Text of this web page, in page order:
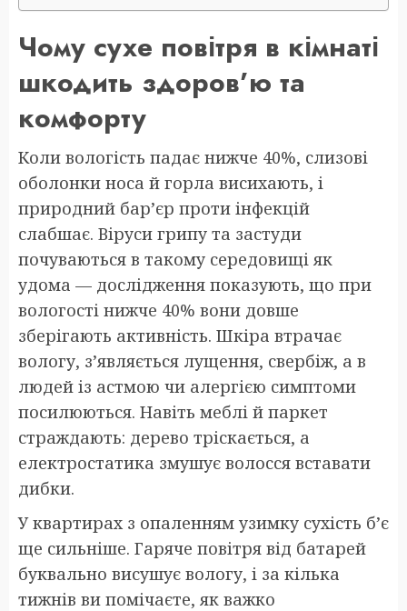
Чому сухе повітря в кімнаті
шкодить здоров’ю та
комфорту
Коли вологість падає нижче 40%, слизові
оболонки носа й горла висихають, і
природний бар’єр проти інфекцій
слабшає. Віруси грипу та застуди
почуваються в такому середовищі як
удома — дослідження показують, що при
вологості нижче 40% вони довше
зберігають активність. Шкіра втрачає
вологу, з’являється лущення, свербіж, а в
людей із астмою чи алергією симптоми
посилюються. Навіть меблі й паркет
страждають: дерево тріскається, а
електростатика змушує волосся вставати
дибки.
У квартирах з опаленням узимку сухість б’є
ще сильніше. Гаряче повітря від батарей
буквально висушує вологу, і за кілька
тижнів ви помічаєте, як важко